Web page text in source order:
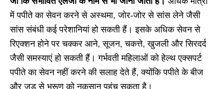
में पपीते का सेवन करने से अस्थमा, जोर-जोर से सांस लेने जैसी
सांस संबंधी कई परेशानियां हो सकती हैं। इसके अधिक सेवन से
रिएक्शन होने पर चक्कर आने, सूजन, चकत्ते, खुजली और सिरदर्द
जैसी समस्याएं हो सकती हैं। गर्भवती महिलाओं को हेल्थ एक्सपर्ट
पपीते का सेवन नहीं करने की सलाह देते हैं, क्योंकि पपीते के बीज
और जड़ से भ्रूण को नुकसान पहुंच सकता है।